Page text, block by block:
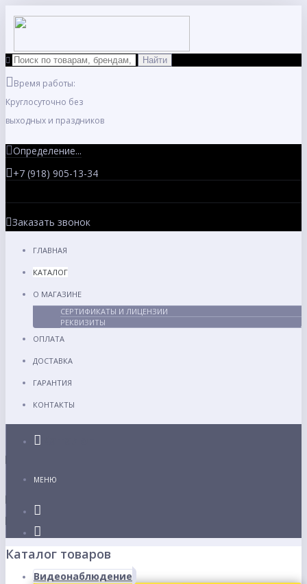
Время работы:
Круглосуточно без
выходных и праздников
Определение...
+7 (918) 905-13-34
Заказать звонок
ГЛАВНАЯ
КАТАЛОГ
О МАГАЗИНЕ
СЕРТИФИКАТЫ И ЛИЦЕНЗИИ
РЕКВИЗИТЫ
ОПЛАТА
ДОСТАВКА
ГАРАНТИЯ
КОНТАКТЫ
МЕНЮ
Каталог товаров
Видеонаблюдение